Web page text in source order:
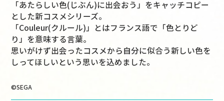
「あたらしい色(じぶん)に出会おう」をキャッチコピー
とした新コスメシリーズ。
「Couleur(クルール)」とはフランス語で「色とりど
り」を意味する言葉。
思いがけず出会ったコスメから自分に似合う新しい色を
しってほしいという思いを込めました。
©SEGA